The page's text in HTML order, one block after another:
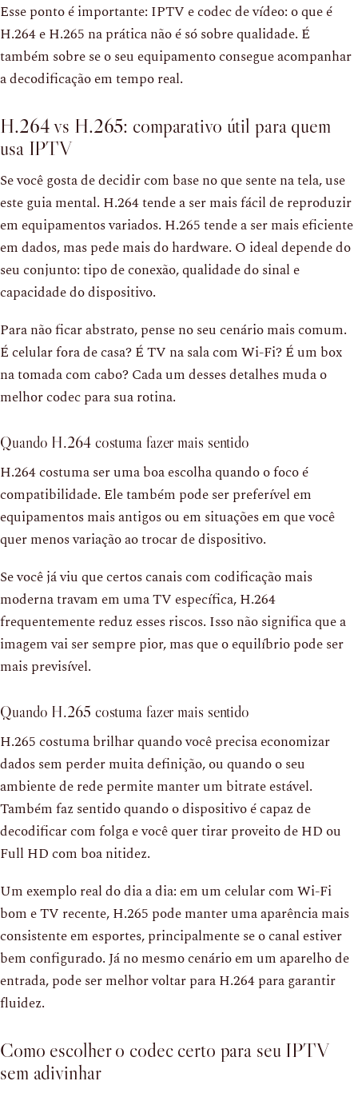
Esse ponto é importante: IPTV e codec de vídeo: o que é
H.264 e H.265 na prática não é só sobre qualidade. É
também sobre se o seu equipamento consegue acompanhar
a decodificação em tempo real.
H.264 vs H.265: comparativo útil para quem
usa IPTV
Se você gosta de decidir com base no que sente na tela, use
este guia mental. H.264 tende a ser mais fácil de reproduzir
em equipamentos variados. H.265 tende a ser mais eficiente
em dados, mas pede mais do hardware. O ideal depende do
seu conjunto: tipo de conexão, qualidade do sinal e
capacidade do dispositivo.
Para não ficar abstrato, pense no seu cenário mais comum.
É celular fora de casa? É TV na sala com Wi-Fi? É um box
na tomada com cabo? Cada um desses detalhes muda o
melhor codec para sua rotina.
Quando H.264 costuma fazer mais sentido
H.264 costuma ser uma boa escolha quando o foco é
compatibilidade. Ele também pode ser preferível em
equipamentos mais antigos ou em situações em que você
quer menos variação ao trocar de dispositivo.
Se você já viu que certos canais com codificação mais
moderna travam em uma TV específica, H.264
frequentemente reduz esses riscos. Isso não significa que a
imagem vai ser sempre pior, mas que o equilíbrio pode ser
mais previsível.
Quando H.265 costuma fazer mais sentido
H.265 costuma brilhar quando você precisa economizar
dados sem perder muita definição, ou quando o seu
ambiente de rede permite manter um bitrate estável.
Também faz sentido quando o dispositivo é capaz de
decodificar com folga e você quer tirar proveito de HD ou
Full HD com boa nitidez.
Um exemplo real do dia a dia: em um celular com Wi-Fi
bom e TV recente, H.265 pode manter uma aparência mais
consistente em esportes, principalmente se o canal estiver
bem configurado. Já no mesmo cenário em um aparelho de
entrada, pode ser melhor voltar para H.264 para garantir
fluidez.
Como escolher o codec certo para seu IPTV
sem adivinhar